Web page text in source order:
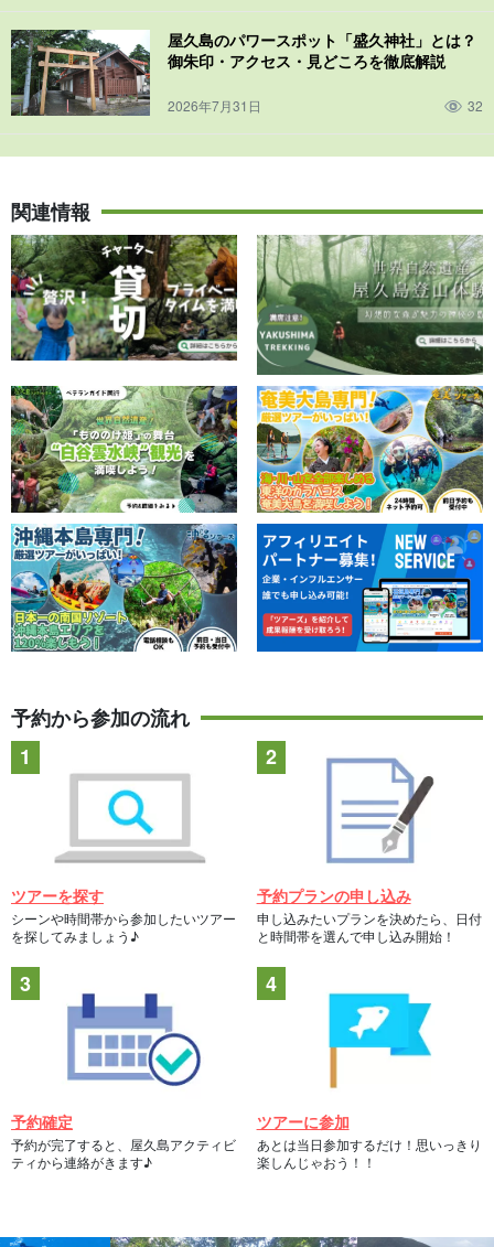
す！
※この場合は、当日現地で実費を直接お店にてお支払いいただきま
す。
◆屋久島が2回目以降の方
◆人とは違う体験がしたい方
◆屋久島の街もちょっと体験したい方
◆観光地化されていない自然にいきたい方
◆地元の人だけが知る穴場に行ってみたい方
屋久島のパワースポット「盛久神社」とは？
御朱印・アクセス・見どころを徹底解説
2026年7月31日 32
関連情報
予約から参加の流れ
ツアーを探す
シーンや時間帯から参加したいツアー
を探してみましょう♪
予約プランの申し込み
申し込みたいプランを決めたら、日付
と時間帯を選んで申し込み開始！
予約確定
予約が完了すると、屋久島アクティビ
ティから連絡がきます♪
ツアーに参加
あとは当日参加するだけ！思いっきり
楽しんじゃおう！！